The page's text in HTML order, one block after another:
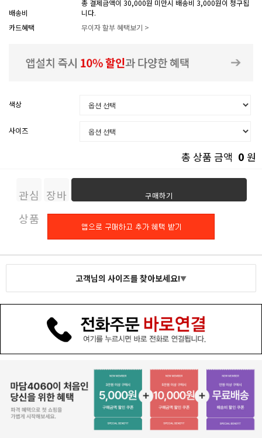
배송비
총 결제금액이 30,000원 미만시 배송비 3,000원이 청구됩
니다.
카드혜택
무이자 할부 혜택보기 >
색상
사이즈
총 상품 금액 0 원
관심
상품
장바
구니
구매하기
고객님의 사이즈를 찾아보세요!▼